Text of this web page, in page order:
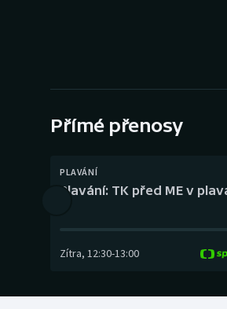
Přímé přenosy
PLAVÁNÍ
Plavání: TK před ME v
Zítra, 12:30-13:00